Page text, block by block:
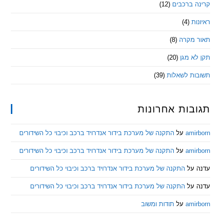
ברכבים (12)
(8)
מגן (20)
לשאלות (39)
אחרונות
עלהתקנה של מערכת בידור אנדרויד ברכב וכיבוי כל השידורים
עלהתקנה של מערכת בידור אנדרויד ברכב וכיבוי כל השידורים
התקנה של מערכת בידור אנדרויד ברכב וכיבוי כל השידורים
התקנה של מערכת בידור אנדרויד ברכב וכיבוי כל השידורים
עלתודות ומשוב